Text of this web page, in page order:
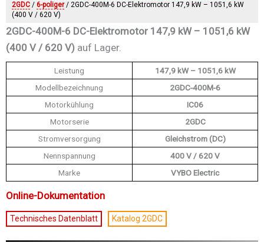
2GDC / 6-poliger/ 2GDC-400M-6 DC-Elektromotor 147,9 kW – 1051,6 kW
(400 V / 620 V)
2GDC-400M-6 DC-Elektromotor 147,9 kW – 1051,6 kW
(400 V / 620 V) auf Lager.
Leistung
147,9 kW – 1051,6 kW
Modellbezeichnung
2GDC-400M-6
Motorkühlung
IC06
Motorserie
2GDC
Stromversorgung
Gleichstrom (DC)
Nennspannung
400 V / 620 V
Marke
VYBO Electric
Online-Dokumentation
Technisches Datenblatt Katalog 2GDC